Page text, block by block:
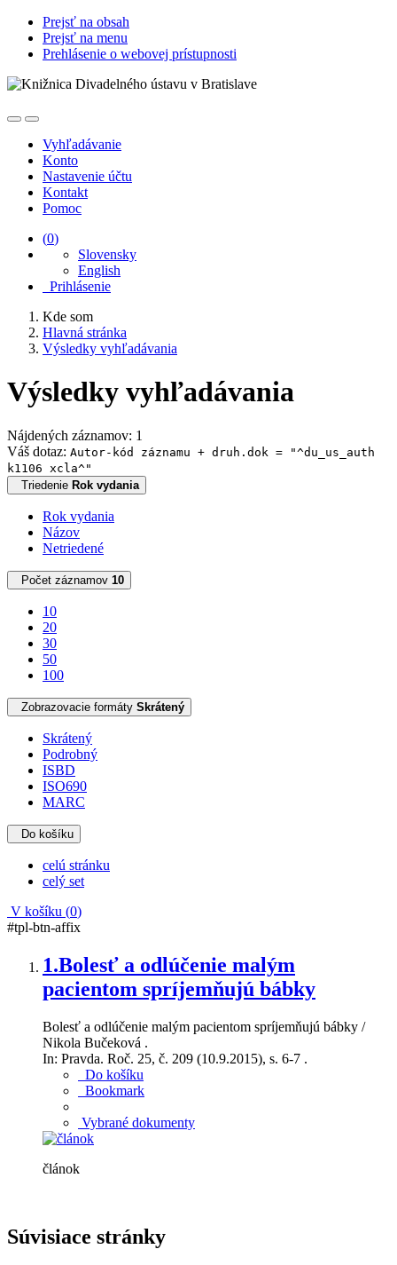
Prejsť na obsah
Prejsť na menu
Prehlásenie o webovej prístupnosti
Vyhľadávanie
Konto
Nastavenie účtu
Kontakt
Pomoc
(0)
Slovensky
English
Prihlásenie
Kde som
Hlavná stránka
Výsledky vyhľadávania
Výsledky vyhľadávania
Nájdených záznamov: 1
Váš dotaz: Autor-kód záznamu + druh.dok = "^du_us_auth
k1106 xcla^"
Triedenie Rok vydania
Rok vydania
Názov
Netriedené
Počet záznamov 10
10
20
30
50
100
Zobrazovacie formáty Skrátený
Skrátený
Podrobný
ISBD
ISO690
MARC
Do košíku
celú stránku
celý set
V košíku (0)
#tpl-btn-affix
1.Bolesť a odlúčenie malým
pacientom spríjemňujú bábky
Bolesť a odlúčenie malým pacientom spríjemňujú bábky /
Nikola Bučeková .
In: Pravda. Roč. 25, č. 209 (10.9.2015), s. 6-7 .
Do košíku
Bookmark
Vybrané dokumenty
článok
Súvisiace stránky